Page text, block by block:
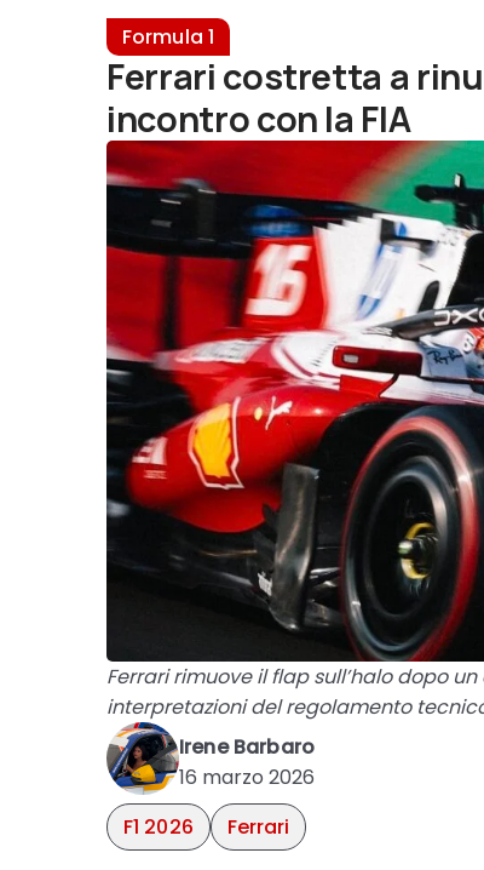
Formula 1
Ferrari costretta a
incontro con la FIA
Ferrari rimuove il flap sull’halo dopo
interpretazioni del regolamento tecnico
Irene Barbaro
16 marzo 2026
F1 2026
Ferrari